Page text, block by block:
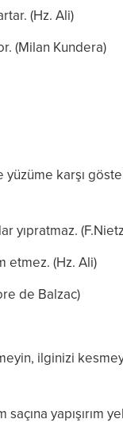
(Hz. Ali)
(Milan Kundera)
yüzüme karşı
yıpratmaz.
etmez. (Hz. Ali)
de Balzac)
ilginizi
yapışırım